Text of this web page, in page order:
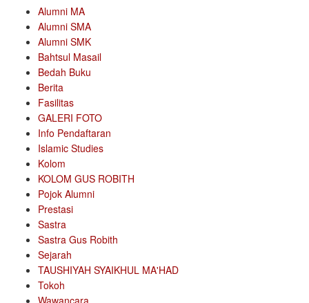
Alumni MA
Alumni SMA
Alumni SMK
Bahtsul Masail
Bedah Buku
Berita
Fasilitas
GALERI FOTO
Info Pendaftaran
Islamic Studies
Kolom
KOLOM GUS ROBITH
Pojok Alumni
Prestasi
Sastra
Sastra Gus Robith
Sejarah
TAUSHIYAH SYAIKHUL MA'HAD
Tokoh